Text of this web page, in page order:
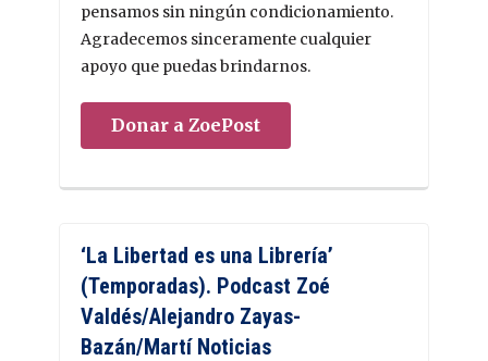
pensamos sin ningún condicionamiento.
Agradecemos sinceramente cualquier
apoyo que puedas brindarnos.
Donar a ZoePost
‘La Libertad es una Librería’
(Temporadas). Podcast Zoé
Valdés/Alejandro Zayas-
Bazán/Martí Noticias